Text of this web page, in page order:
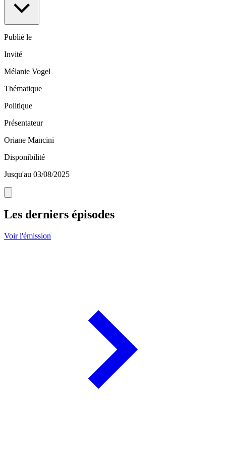
Publié le
Invité
Mélanie Vogel
Thématique
Politique
Présentateur
Oriane Mancini
Disponibilité
Jusqu'au 03/08/2025
Les derniers épisodes
Voir l'émission